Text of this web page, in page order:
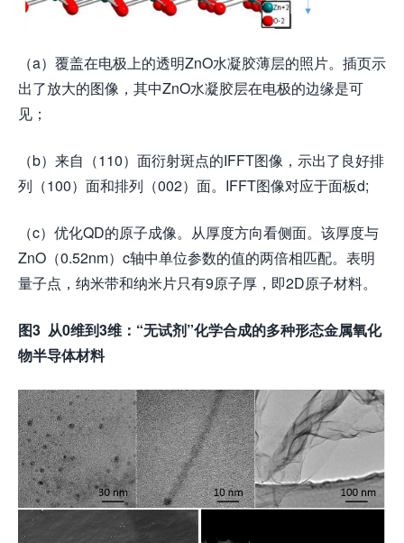
（a）覆盖在电极上的透明ZnO水凝胶薄层的照片。插页示
出了放大的图像，其中ZnO水凝胶层在电极的边缘是可
见；
（b）来自（110）面衍射斑点的IFFT图像，示出了良好排
列（100）面和排列（002）面。IFFT图像对应于面板d;
（c）优化QD的原子成像。从厚度方向看侧面。该厚度与
ZnO（0.52nm）c轴中单位参数的值的两倍相匹配。表明
量子点，纳米带和纳米片只有9原子厚，即2D原子材料。
图3 从0维到3维： “无试剂”化学合成的多种形态金属氧化
物半导体材料